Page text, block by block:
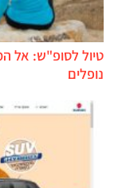
טיול לסופ"ש: אל
נופלים